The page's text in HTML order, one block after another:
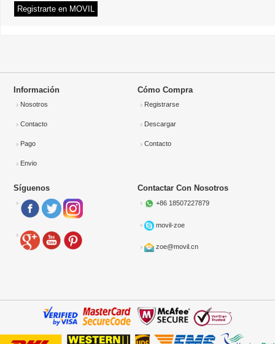
Información
Nosotros
Contacto
Pago
Envio
Cómo Compra
Registrarse
Descargar
Contacto
Síguenos Contactar Con Nosotros
+86 18507227879
movil-zoe
zoe@movil.cn